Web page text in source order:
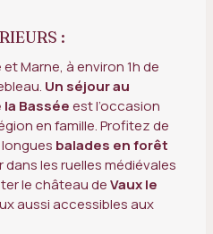
:
Marne, à environ 1h de
Un séjour au
Basséeest l’occasion
en famille. Profitez de
balades en forêt
dans les ruelles médiévales
le château deVaux le
aussi accessibles aux